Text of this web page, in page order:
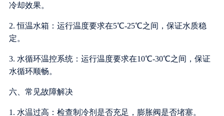
冷却效果。
2. 恒温水箱：运行温度要求在5℃-25℃之间，保证水质稳
定。
3. 水循环温控系统：运行温度要求在10℃-30℃之间，保证
水循环顺畅。
六、常见故障解决
1. 水温过高：检查制冷剂是否充足，膨胀阀是否堵塞。